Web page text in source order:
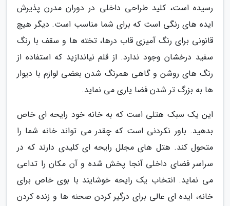
رسیده است، کلید طراحی داخلی در دوران مدرن پذیرش
ایده های رنگی است که برای شما مناسب است. دیگر هیچ
قانونی برای رنگ آمیزی قاب درها، تخته ها و سقف با رنگ
سفید درخشان وجود ندارد. از قلم نیاندازید که استفاده از
رنگ های روشن و گاهی همرنگ شدن بعضی لوازم با دیوار
ها به بزرگ تر شدن فضا یاری می نماید.
این یک سبک هتلی است که به خانه خود رایحه ای خاص
بدهید. باور نکردنی است که چقدر می تواند خانه شما را
متحول کند. هتل های مجلل رایحه ای کلیدی دارند که در
سراسر فضای داخلی آنجا پخش شده و آن مکان را تداعی
می نماید. انتخاب یک رایحه خوشایند با بوی خاص برای
خانه، ایده ای عالی برای درگیر کردن صحنه ها و زنده کردن